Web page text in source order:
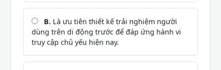
B. Là ưu tiên thiết kế trải nghiệm người
dùng trên di động trước để đáp ứng hành vi
truy cập chủ yếu hiện nay.